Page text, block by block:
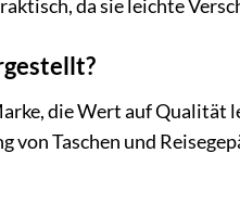
da sie leichte
die Wert auf
von Taschen und